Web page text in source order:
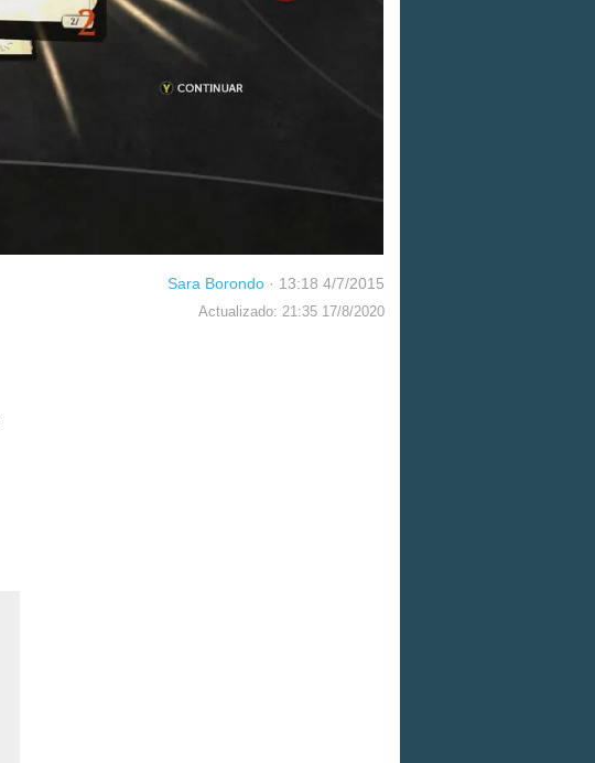
Sara Borondo · 13:18 4/7/2015
Actualizado: 21:35 17/8/2020